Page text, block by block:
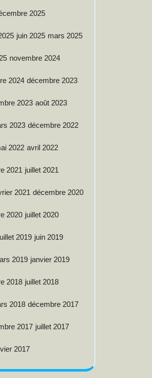
2025
juin 2025 mars 2025
novembre 2024
2024 décembre 2023
2023 août 2023
2023 décembre 2022
2022 avril 2022
2021 juillet 2021
2021 décembre 2020
2020 juillet 2020
2019 juin 2019
2019 janvier 2019
2018 juillet 2018
2018 décembre 2017
2017 juillet 2017
2017